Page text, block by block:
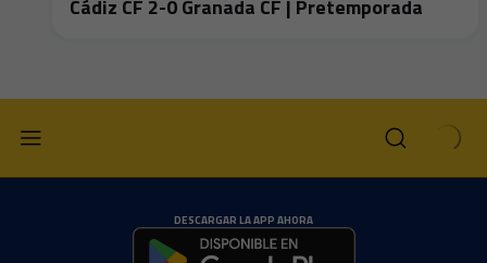
Cádiz CF 2-0 Granada CF | Pretemporada
DESCARGAR LA APP AHORA